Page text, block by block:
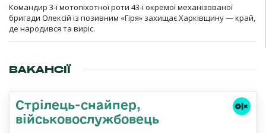
Командир 3-ї мотопіхотної роти 43-ї окремої механізованої
бригади Олексій із позивним «Гіря» захищає Харківщину — край,
де народився та виріс.
ВАКАНСІЇ
Стрілець-снайпер,
військовослужбовець